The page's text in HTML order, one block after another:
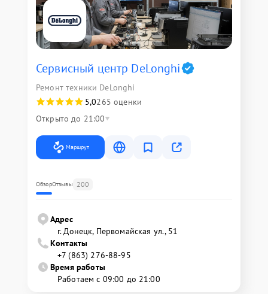
Сервисный центр DeLonghi
Ремонт техники DeLonghi
5,0265 оценки
Открыто до 21:00
Маршрут
ОбзорОтзывы 200
Адрес
г. Донецк, Первомайская ул., 51
Контакты
+7 (863) 276-88-95
Время работы
Работаем с 09:00 до 21:00